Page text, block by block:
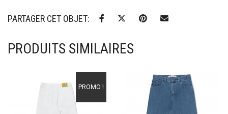
PARTAGER CET OBJET:
PRODUITS SIMILAIRES
Ajouter à mes favorisPROMO ! Ajouter à mes favoris